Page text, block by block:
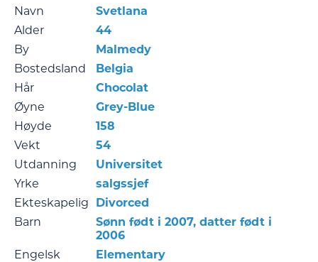
Navn
Svetlana
Alder
44
By
Malmedy
Bostedsland
Belgia
Hår
Chocolat
Øyne
Grey-Blue
Høyde
158
Vekt
54
Utdanning
Universitet
Yrke
salgssjef
Ekteskapelig
Divorced
Barn
Sønn født i 2007, datter født i
2006
Engelsk
Elementary